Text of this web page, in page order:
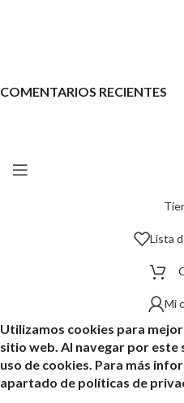
COMENTARIOS RECIENTES
Lista
Mi
Utilizamos cookies para
sitio web. Al navegar por
uso de cookies. Para más
apartado de políticas de